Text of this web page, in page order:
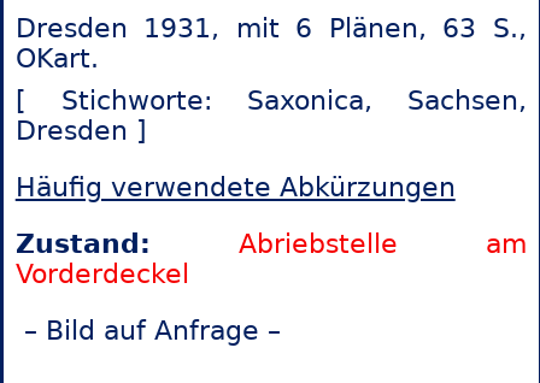
Dresden 1931, mit 6 Plänen, 63 S.,
OKart.
[ Stichworte: Saxonica, Sachsen,
Dresden ]
Häufig verwendete Abkürzungen
Zustand:
Abriebstelle am
Vorderdeckel
– Bild auf Anfrage –